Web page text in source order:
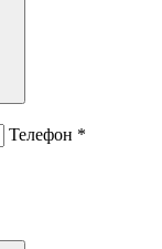
Телефон *